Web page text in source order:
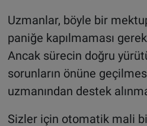
Uzmanlar, böyle bir
paniğe kapılmaması
Ancak sürecin doğru
sorunların önüne
uzmanından destek
Sizler için otomatik mali